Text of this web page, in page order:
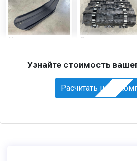
Накладка на
Буран
Доплата за траки
15 000₽
Узнайте стоимость
Расчитать цену